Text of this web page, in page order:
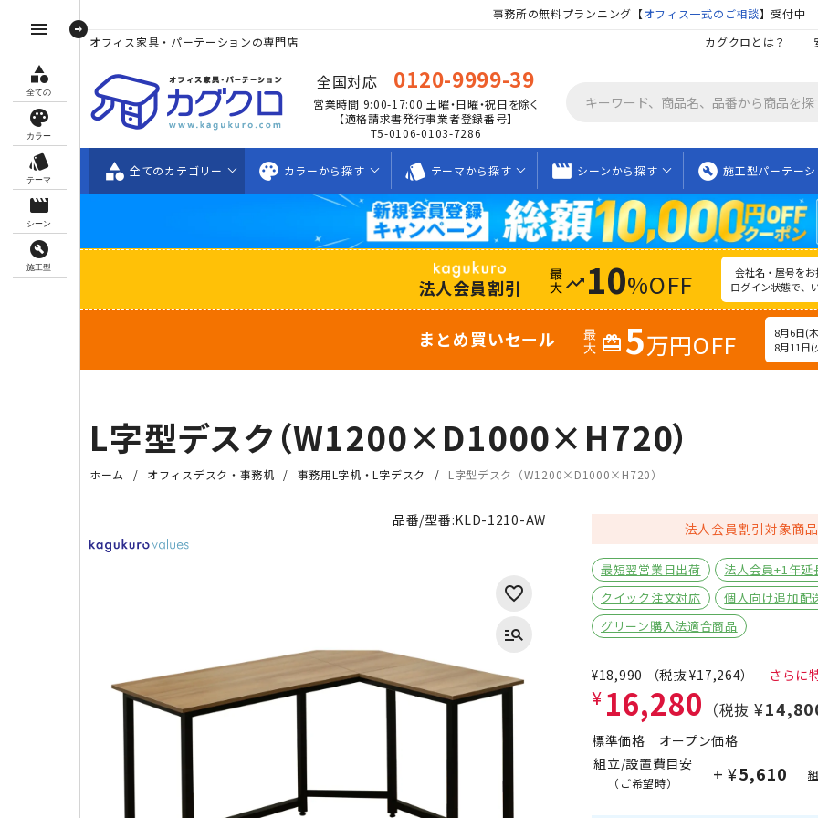
menu arrow_circle_right
category
全ての
palette
カラー
style
テーマ
movie_creation
シーン
build_circle
施工型
事務所の無料プランニング【オフィス一式のご相談】受付中
オフィス家具・パーテーションの専門店
カグクロとは？
全国対応 0120-9999-39
営業時間 9:00-17:00 土曜・日曜・祝日を除く
【適格請求書発行事業者登録番号】
T5-0106-0103-7286
category 全てのカテゴリー palette カラーから探す style テーマから探す movie_creation シーンから探す build_circle 施工型パーテー
法人会員割引 trending_up 10%OFF
会社名・屋号を
ログイン状態で、
まとめ買いセール redeem 5万円OFF
8月6日(
8月11日(
L字型デスク（W1200×D1000×H720）
ホーム オフィスデスク・事務机 事務用L字机・L字デスク L字型デスク（W1200×D1000×H720）
品番/型番:KLD-1210-AW 法人会員割引対象商品
最短翌営業日出荷
法人会員+1年延
クイック注文対応
個人向け追加配
グリーン購入法適合商品
¥18,990（税抜¥17,264）
¥ 16,280 （税抜
標準価格 オープン価格
組立/設置費目安
（ご希望時） + ¥5,610